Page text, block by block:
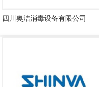
四川奥洁消毒设备有限公司